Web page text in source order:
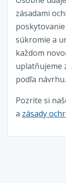
zásadami
súkromie a
každom
uplatňujeme
podľa návrhu.
Pozrite si
a zásady